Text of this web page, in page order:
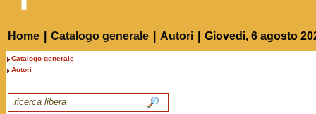
Home Catalogo generale Autori Giovedi, 6 agosto
Catalogo generale
Autori